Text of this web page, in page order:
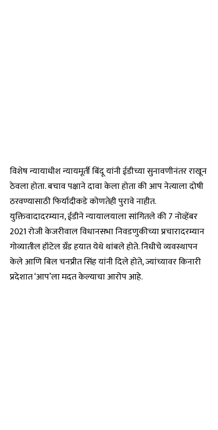
विशेष न्यायाधीश न्यायमूर्ती बिंदू यांनी ईडीच्या सुनावणीनंतर राखून
ठेवला होता. बचाव पक्षाने दावा केला होता की आप नेत्याला दोषी
ठरवण्यासाठी फिर्यादीकडे कोणतेही पुरावे नाहीत.
युक्तिवादादरम्यान, ईडीने न्यायालयाला सांगितले की 7 नोव्हेंबर
2021 रोजी केजरीवाल विधानसभा निवडणुकीच्या प्रचारादरम्यान
गोव्यातील हॉटेल ग्रँड हयात येथे थांबले होते. निधीचे व्यवस्थापन
केले आणि बिल चनप्रीत सिंह यांनी दिले होते, ज्यांच्यावर किनारी
प्रदेशात ‘आप’ला मदत केल्याचा आरोप आहे.